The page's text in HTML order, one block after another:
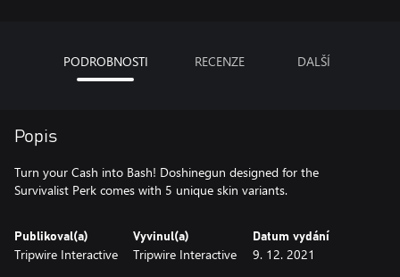
PODROBNOSTI RECENZE DALŠÍ
Popis
Turn your Cash into Bash! Doshinegun designed for the
Survivalist Perk comes with 5 unique skin variants.
Publikoval(a)
Tripwire Interactive
Vyvinul(a)
Tripwire Interactive
Datum vydání
9. 12. 2021